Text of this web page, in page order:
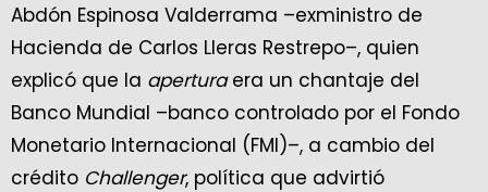
Abdón Espinosa Valderrama –exministro de
Hacienda de Carlos Lleras Restrepo–, quien
explicó que la aperturaera un chantaje del
Banco Mundial –banco controlado por el Fondo
Monetario Internacional (FMI)–, a cambio del
crédito Challenger, política que advirtió